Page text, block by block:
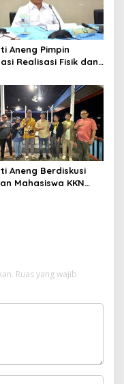
Aneng Pimpin
Realisasi Fisik dan
Aneng Berdiskusi
Mahasiswa KKN
Ruas yang wajib